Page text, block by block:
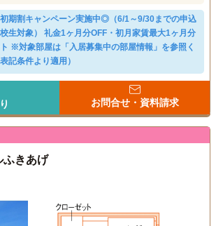
期割キャンペーン実施中◎（6/1～9/30までの申込
生対象） 礼金1ヶ月分OFF・初月家賃最大1ヶ月分
※対象部屋は「入居募集中の部屋情報」を参照く
記条件より適用）
お問合せ・資料請求
ふきあげ